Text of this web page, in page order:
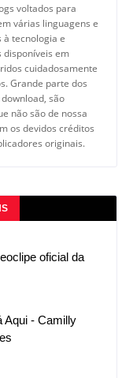
voltados para
várias linguagens e
tecnologia e
disponíveis em
cuidadosamente
Grande parte dos
são
não são de nossa
os devidos créditos
originais.
oficial da
Aqui - Camilly